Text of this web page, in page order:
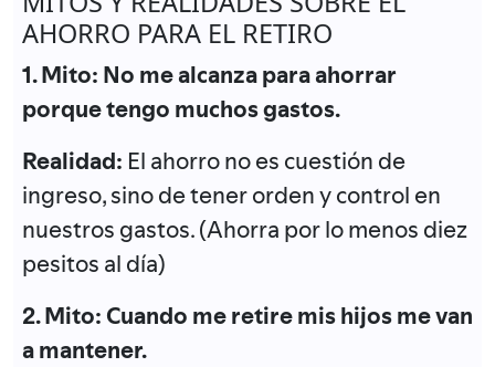
AHORRO PARA EL RETIRO
1. Mito: No me alcanza para ahorrar
porque tengo muchos gastos.
Realidad: El ahorro no es cuestión de
ingreso, sino de tener orden y control en
nuestros gastos. (Ahorra por lo menos diez
pesitos al día)
2. Mito: Cuando me retire mis hijos me van
a mantener.